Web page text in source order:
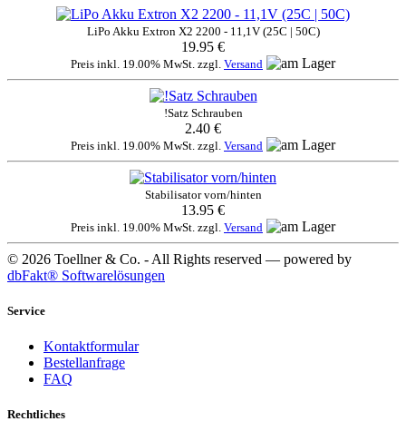
LiPo Akku Extron X2 2200 - 11,1V (25C | 50C)
19.95 €
Preis inkl. 19.00% MwSt. zzgl. Versand
!Satz Schrauben
2.40 €
Preis inkl. 19.00% MwSt. zzgl. Versand
Stabilisator vorn/hinten
13.95 €
Preis inkl. 19.00% MwSt. zzgl. Versand
© 2026 Toellner & Co. - All Rights reserved — powered by
dbFakt® Softwarelösungen
Service
Kontaktformular
Bestellanfrage
FAQ
Rechtliches